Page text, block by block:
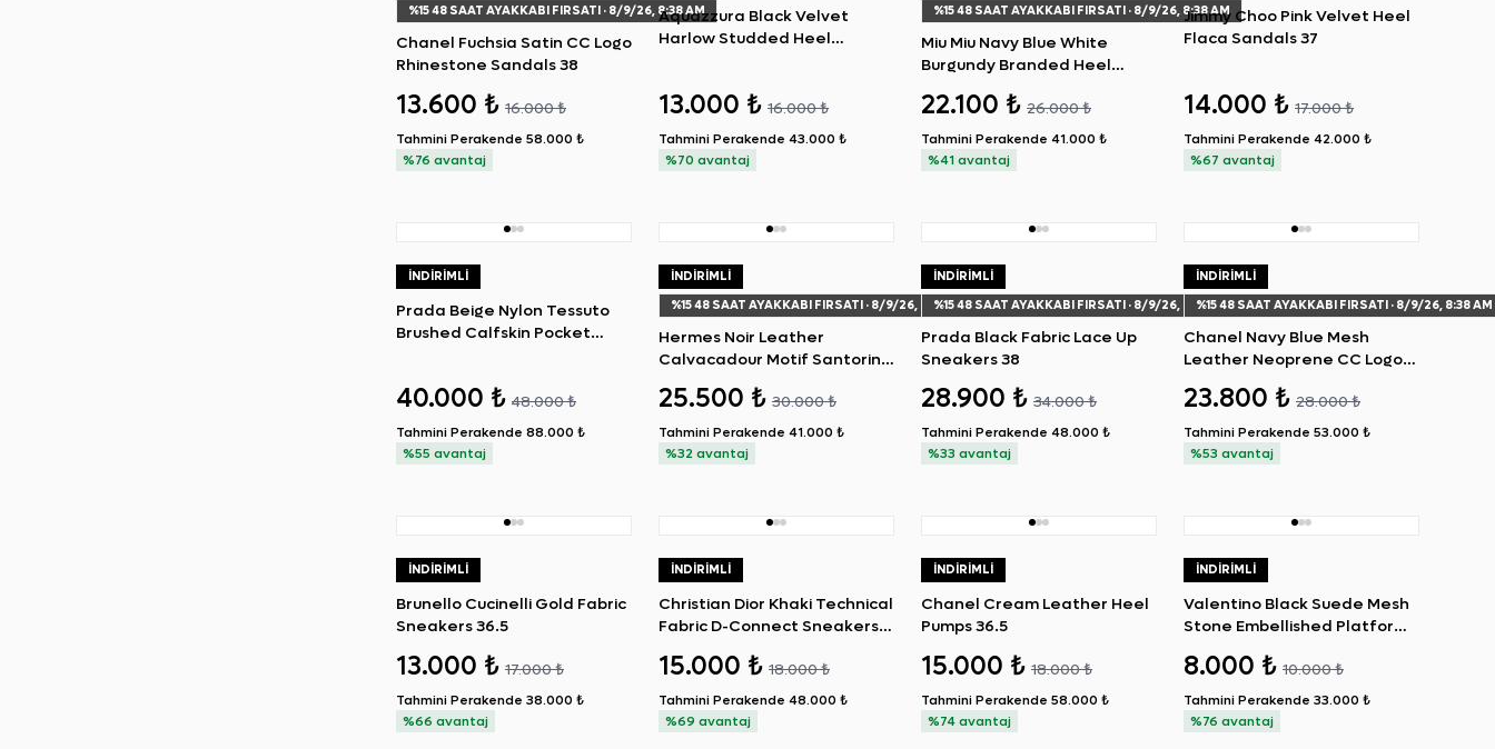
%1548 SAAT AYAKKABI FIRSATI · 8/9/26, 8:38 AM
Chanel Fuchsia Satin CC Logo
Rhinestone Sandals 38
13.600 ₺ 16.000 ₺
Tahmini Perakende 58.000 ₺
%76 avantaj
Aquazzura Black Velvet
Harlow Studded Heel
13.000 ₺ 16.000 ₺
Tahmini Perakende 43.000 ₺
%70 avantaj
%1548 SAAT AYAKKABI FIRSATI · 8/9/26, 8:38 AM
Miu Miu Navy Blue White
Burgundy Branded Heel
40
22.100 ₺ 26.000 ₺
Tahmini Perakende 41.000 ₺
%41 avantaj
Jimmy Choo Pink Velvet Heel
Flaca Sandals 37
14.000 ₺ 17.000 ₺
Tahmini Perakende 42.000 ₺
%67 avantaj
İNDIRIMLI
Prada Beige Nylon Tessuto
Brushed Calfskin Pocket
40.000 ₺ 48.000 ₺
Tahmini Perakende 88.000 ₺
%55 avantaj
İNDIRIMLI
%1548 SAAT AYAKKABI FIRSATI · 8/9/26, 8:38 AM
Hermes Noir Leather
Calvacadour Motif Santorini
25.500 ₺ 30.000 ₺
Tahmini Perakende 41.000 ₺
%32 avantaj
İNDIRIMLI
%1548 SAAT AYAKKABI FIRSATI · 8/9/26, 8:38 AM
Prada Black Fabric Lace Up
Sneakers 38
28.900 ₺ 34.000 ₺
Tahmini Perakende 48.000 ₺
%33 avantaj
İNDIRIMLI
%1548 SAAT AYAKKABI FIRSATI · 8/9/26, 8:38 AM
Chanel Navy Blue Mesh
Leather Neoprene CC Logo
23.800 ₺ 28.000 ₺
Tahmini Perakende 53.000 ₺
%53 avantaj
İNDIRIMLI
Brunello Cucinelli Gold Fabric
Sneakers 36.5
13.000 ₺ 17.000 ₺
Tahmini Perakende 38.000 ₺
%66 avantaj
İNDIRIMLI
Christian Dior Khaki Technical
Fabric D-Connect Sneakers
15.000 ₺ 18.000 ₺
Tahmini Perakende 48.000 ₺
%69 avantaj
İNDIRIMLI
Chanel Cream Leather Heel
Pumps 36.5
15.000 ₺ 18.000 ₺
Tahmini Perakende 58.000 ₺
%74 avantaj
İNDIRIMLI
Valentino Black Suede Mesh
Stone Embellished Platform
8.000 ₺ 10.000 ₺
Tahmini Perakende 33.000 ₺
%76 avantaj